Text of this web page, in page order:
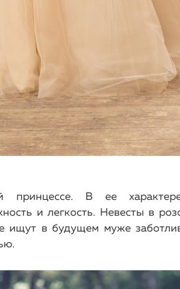
В ее характере
и легкость. Невесты в
ищут в будущем муже